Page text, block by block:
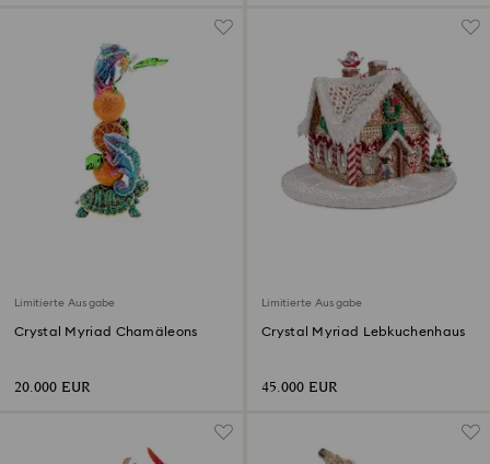
Limitierte Ausgabe
Crystal Myriad Chamäleons
20.000 EUR
Limitierte Ausgabe
Crystal Myriad Lebkuchenhaus
45.000 EUR